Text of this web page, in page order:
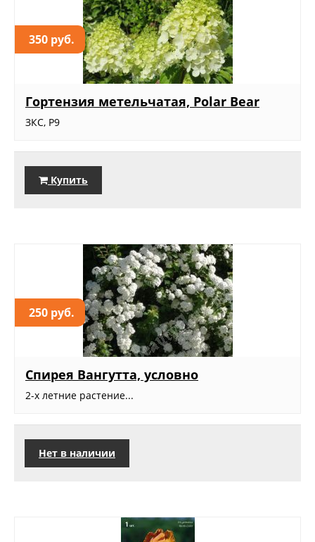
350 руб.
Гортензия метельчатая, Polar Bear
ЗКС, Р9
Купить
250 руб.
Спирея Вангутта, условно
2-х летние растение...
Нет в наличии